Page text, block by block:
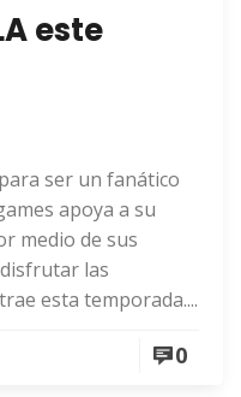
este
ser un fanático
apoya a su
medio de sus
las
esta temporada....
0